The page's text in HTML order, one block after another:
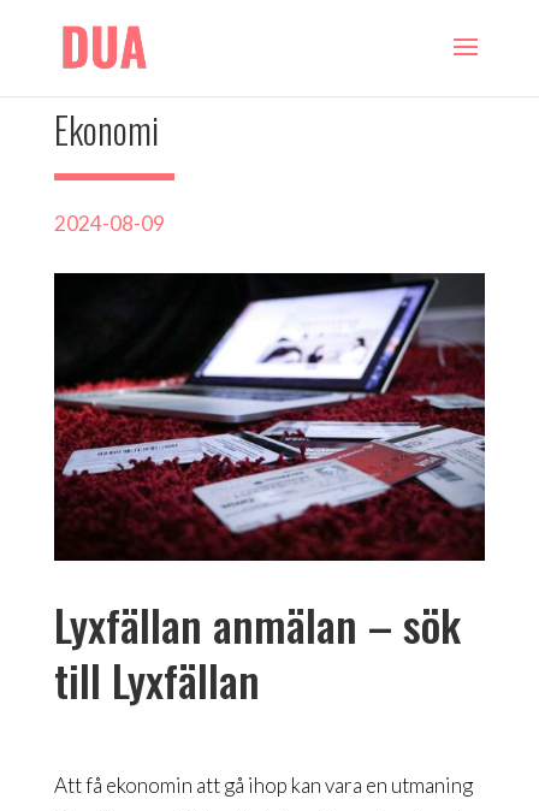
Ekonomi
2024-08-09
Lyxfällan anmälan – sök
till Lyxfällan
Att få ekonomin att gå ihop kan vara en utmaning